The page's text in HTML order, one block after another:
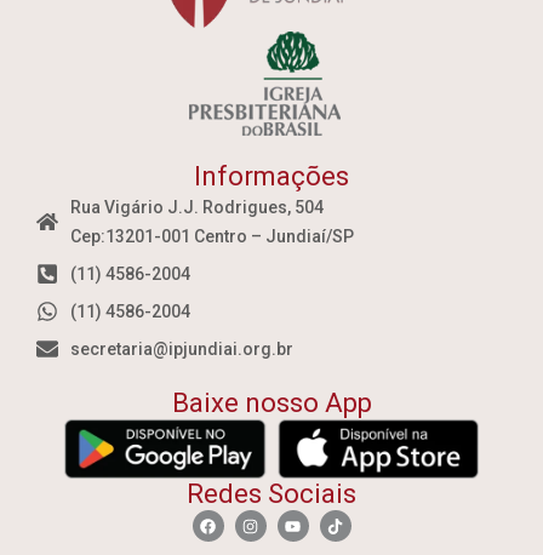
Informações
Rua Vigário J.J. Rodrigues, 504
Cep:13201-001 Centro – Jundiaí/SP
(11) 4586-2004
(11) 4586-2004
secretaria@ipjundiai.org.br
Baixe nosso App
Redes Sociais